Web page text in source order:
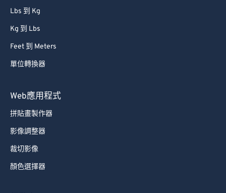
Lbs 到 Kg
Kg 到 Lbs
Feet 到 Meters
單位轉換器
Web應用程式
拼貼畫製作器
影像調整器
裁切影像
顏色選擇器